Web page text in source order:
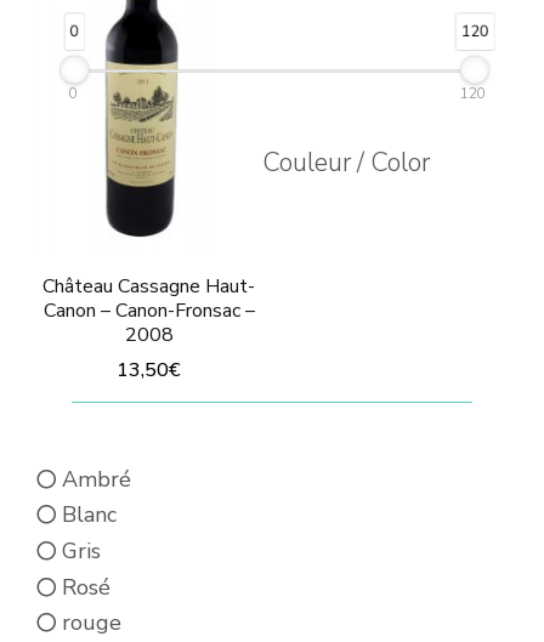
Château Cassagne Haut-
Canon – Canon-Fronsac –
2008
13,50€
0 120
0 120
Couleur / Color
Ambré
Blanc
Gris
Rosé
rouge